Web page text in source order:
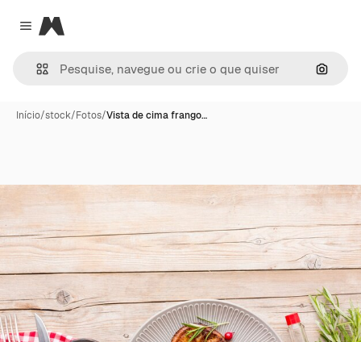
Close menu
Magnific
Início/stock/Fotos/Vista de cima frango…